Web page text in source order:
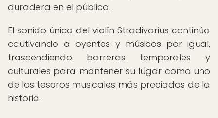
duradera en el público.
El sonido único del violín Stradivarius continúa
cautivando a oyentes y músicos por igual,
trascendiendo barreras temporales y
culturales para mantener su lugar como uno
de los tesoros musicales más preciados de la
historia.